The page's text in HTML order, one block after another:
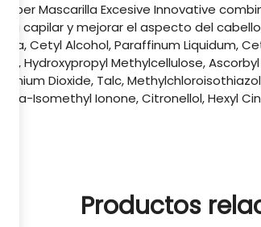
Rueber Mascarilla Excesive Innovative
fibra capilar y mejorar el aspecto del
Aqua, Cetyl Alcohol, Paraffinum Liquidum,
Acid, Hydroxypropyl Methylcellulose,
Titanium Dioxide, Talc,
Alpha-Isomethyl Ionone, Citronellol, Hexyl
Productos